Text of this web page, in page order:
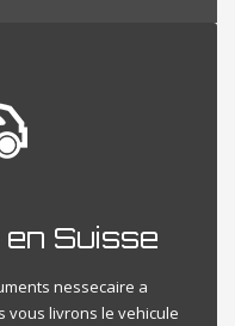
en Suisse
nessecaire a
vous livrons le vehicule